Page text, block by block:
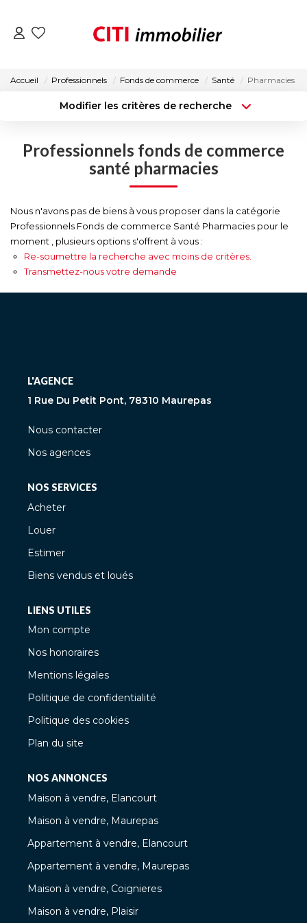
LOCATIONS
ESTIMATION
NOS AGENCES
ACTUALITÉS
CONTACT
Accueil Professionnels Fonds de commerce Santé Pharmacies
Modifier les critères de recherche
Type de bien
Surface min
Créer une alerte
Professionnels fonds de commerce
santé pharmacies
Nous n'avons pas de biens à vous proposer dans la catégorie
Professionnels Fonds de commerce Santé Pharmacies pour le
moment , plusieurs options s'offrent à vous :
Re-soumettre la recherche avec moins de critères.
Transmettez-nous votre demande
L'AGENCE
1 Rue Du Petit Pont, 78310 Maurepas
Nous contacter
Nos agences
NOS SERVICES
Acheter
Louer
Estimer
Biens vendus et loués
LIENS UTILES
Mon compte
Nos honoraires
Mentions légales
Politique de confidentialité
Politique des cookies
Plan du site
NOS ANNONCES
Maison à vendre, Elancourt
Maison à vendre, Maurepas
Appartement à vendre, Elancourt
Appartement à vendre, Maurepas
Maison à vendre, Coignieres
Maison à vendre, Plaisir